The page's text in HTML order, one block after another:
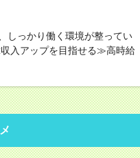
しっかり働く環境が整ってい
入アップを目指せる≫高時給